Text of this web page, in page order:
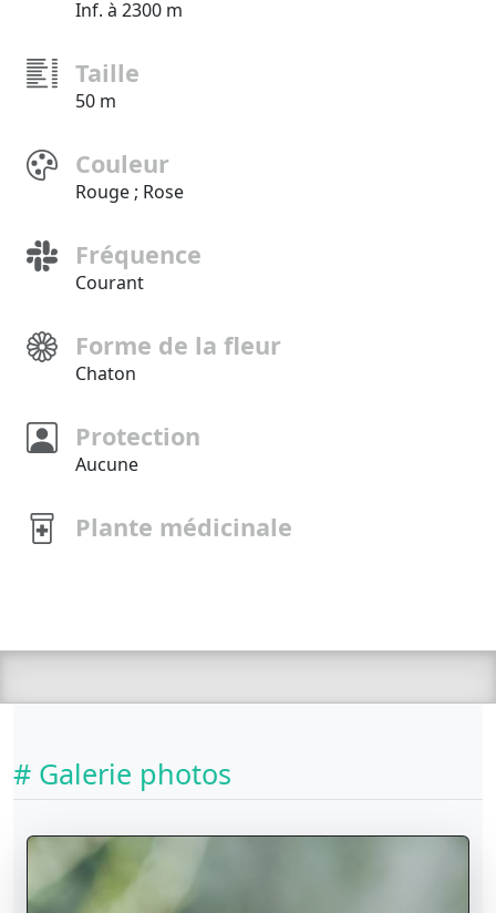
Inf. à 2300 m
Taille
50 m
Couleur
Rouge ; Rose
Fréquence
Courant
Forme de la fleur
Chaton
Protection
Aucune
Plante médicinale
# Galerie photos